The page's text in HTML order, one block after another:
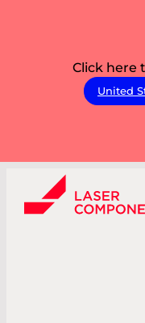
Click here
United